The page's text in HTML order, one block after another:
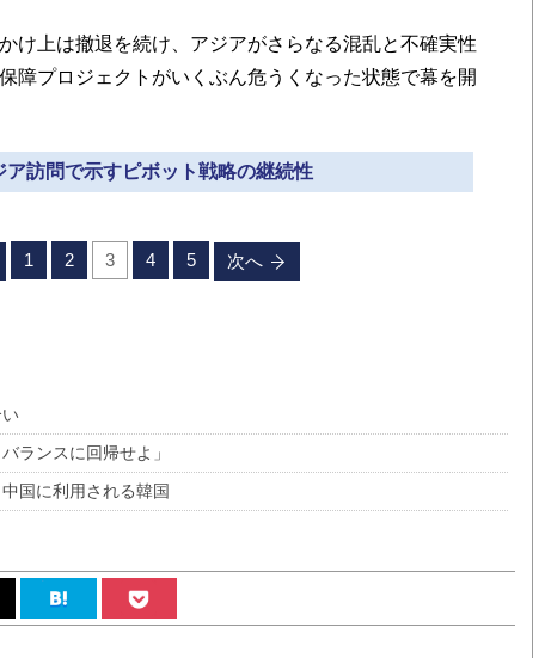
け上は撤退を続け、アジアがさらなる混乱と不確実性
障プロジェクトがいくぶん危うくなった状態で幕を開
ア訪問で示すピボット戦略の継続性
1 2 3 4 5 次へ
ランスに回帰せよ」
国に利用される韓国